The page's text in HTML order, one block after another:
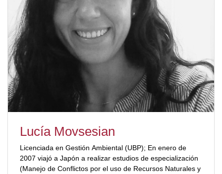
Lucía Movsesian
Licenciada en Gestión Ambiental (UBP); En enero de
2007 viajó a Japón a realizar estudios de especialización
(Manejo de Conflictos por el uso de Recursos Naturales y